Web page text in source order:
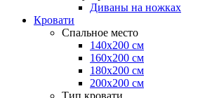
Диваны на ножках
Кровати
Спальное место
140х200 см
160х200 см
180х200 см
200х200 см
Тип кровати